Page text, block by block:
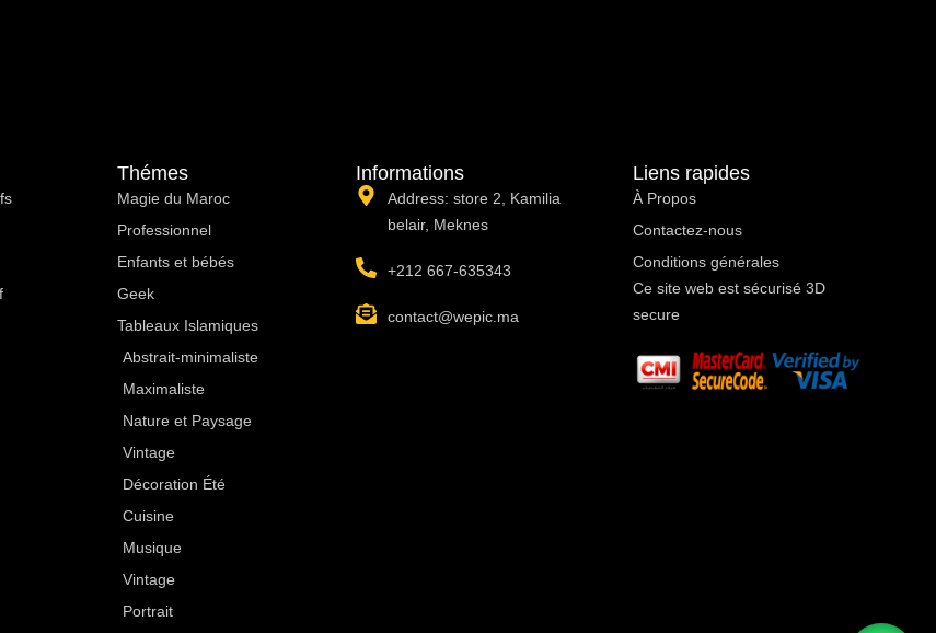
Thémes
Magie du Maroc
Professionnel
Enfants et bébés
Geek
Tableaux Islamiques
Abstrait-minimaliste
Maximaliste
Nature et Paysage
Vintage
Décoration Été
Cuisine
Musique
Vintage
Portrait
Informations
Address: store 2, Kamilia
belair, Meknes
+212 667-635343
contact@wepic.ma
Liens rapides
À Propos ​
Contactez-nous
Conditions générales
Ce site web est sécurisé 3D
secure